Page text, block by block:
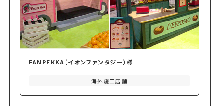
FANPEKKA（イオンファンタジー）様
海外施工店舗